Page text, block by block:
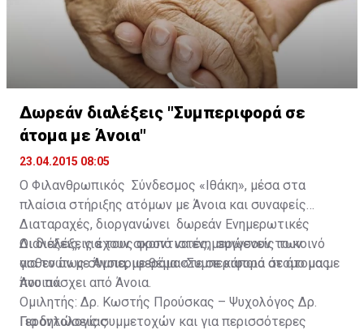
Δωρεάν διαλέξεις "Συμπεριφορά σε
άτομα με Άνοια"
23.04.2015 08:05
Ο Φιλανθρωπικός Σύνδεσμος «Ιθάκη», μέσα στα
πλαίσια στήριξης ατόμων με Άνοια και συναφείς
Διαταραχές, διοργανώνει δωρεάν Ενημερωτικές
Διαλέξεις, για τους φροντιστές, συγγενείς των
ασθενών με Άνοια, με θέμα «Συμπεριφορά σε άτομα με
Άνοια».
Οι διαλέξεις έχουν σκοπό να ενημερώσουν το κοινό
για το πως συμπεριφερόμαστε σε κάποιο άτομο μας
που πάσχει από Άνοια.
Για δηλώσεις συμμετοχών και για περισσότερες
Ομιλητής: Δρ. Κωστής Προύσκας – Ψυχολόγος Δρ.
Γεροντολογίας